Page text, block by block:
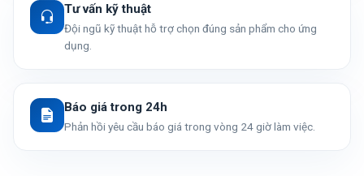
Tư vấn kỹ thuật
Đội ngũ kỹ thuật hỗ trợ chọn đúng sản phẩm cho ứng
dụng.
Báo giá trong 24h
Phản hồi yêu cầu báo giá trong vòng 24 giờ làm việc.